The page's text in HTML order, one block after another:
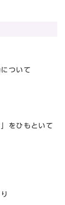
ついて
をひもといて